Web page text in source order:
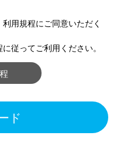
用規程にご同意いただく
従ってご利用ください。
ド